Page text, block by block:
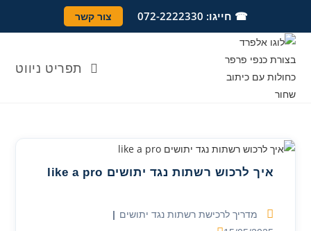
content
☎ חייגו: 072-2222330 צור קשר
תפריט ניווט
איך לרכוש רשתות נגד יתושים like a pro
קטגוריה:מדריך לרכישת רשתות נגד יתושים